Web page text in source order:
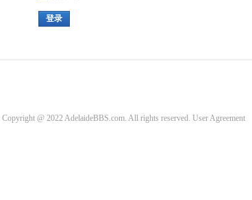
登录
Copyright @ 2022 AdelaideBBS.com. All rights reserved. User Agreement